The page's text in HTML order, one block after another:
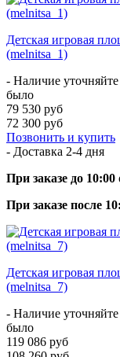
Детская игровая
(melnitsa_1)
- Наличие уточняйте
было
79 530 руб
72 300 руб
Позвонить и купить
- Доставка 2-4 дня
При заказе до 10:00
При заказе после
Детская игровая
(melnitsa_7)
- Наличие уточняйте
было
119 086 руб